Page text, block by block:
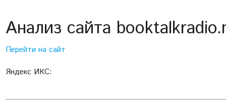
Анализ сайта
Перейти на сайт
Яндекс ИКС: